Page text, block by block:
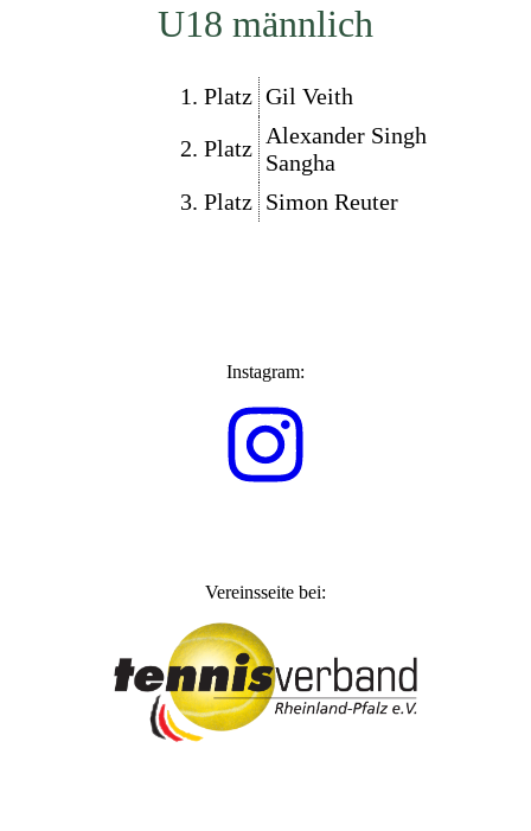
U18 männlich
1. Platz Gil Veith
2. Platz Alexander Singh
Sangha
3. Platz Simon Reuter
Instagram:
Vereinsseite bei: